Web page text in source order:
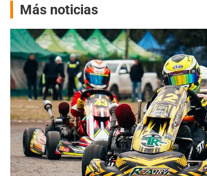
Más noticias